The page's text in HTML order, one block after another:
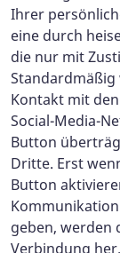
Ihrer
eine durch
die nur mit
Kontakt mit
Social-Media-
Button
Dritte. Erst
Button
geben, werden
Verbindung